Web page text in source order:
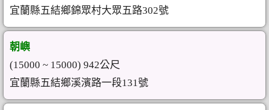
宜蘭縣五結鄉錦眾村大眾五路302號
朝嶼
(15000 ~ 15000) 942公尺
宜蘭縣五結鄉溪濱路一段131號